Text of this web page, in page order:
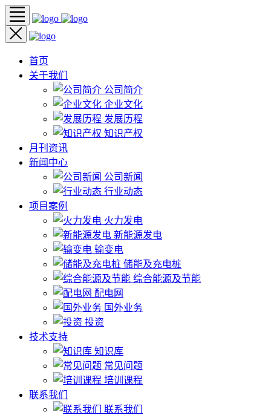
首页
关于我们
公司简介
企业文化
发展历程
知识产权
月刊资讯
新闻中心
公司新闻
行业动态
项目案例
火力发电
新能源发电
输变电
储能及充电桩
综合能源及节能
配电网
国外业务
投资
技术支持
知识库
常见问题
培训课程
联系我们
联系我们